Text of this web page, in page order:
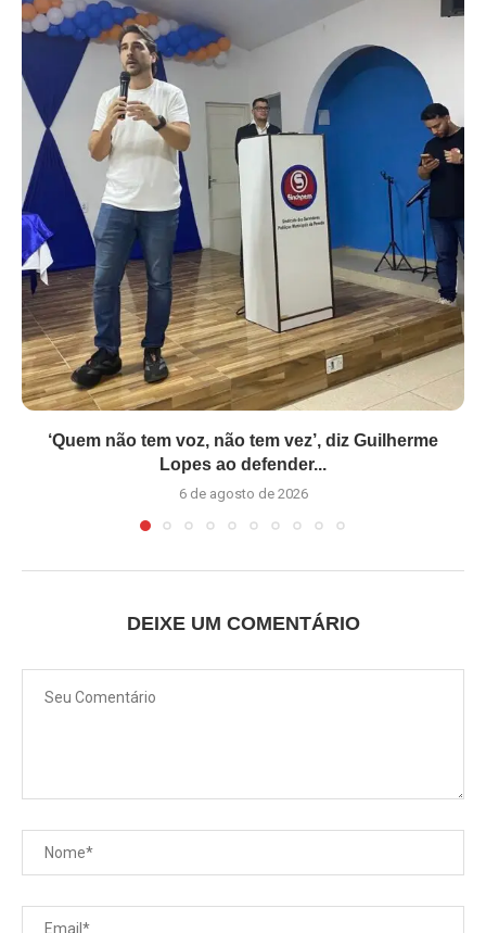
‘Quem não tem voz, não tem vez’, diz Guilherme
Lopes ao defender...
6 de agosto de 2026
DEIXE UM COMENTÁRIO